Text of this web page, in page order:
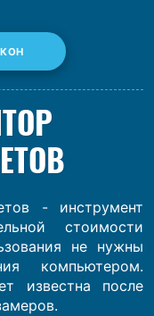
- инструмент
стоимости
не нужны
компьютером.
известна после